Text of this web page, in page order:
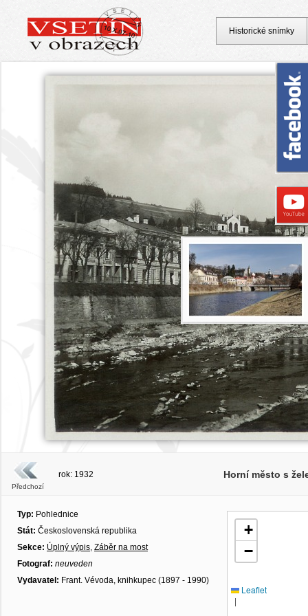
Předchozí
rok: 1932 Horní město s
Typ: Pohlednice
Stát: Československá republika
Sekce: Úplný výpis, Záběr na most
Fotograf: neuveden
Vydavatel: Frant. Vévoda, knihkupec (1897 - 1990)
+
−
Leaflet
|
Historické snímky